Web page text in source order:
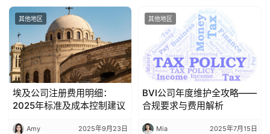
其他地区
埃及公司注册费用明细：
2025年标准及成本控制建议
Amy 2025年9月23日
其他地区
BVI公司年度维护全攻略——
合规要求与费用解析
Mia 2025年7月15日